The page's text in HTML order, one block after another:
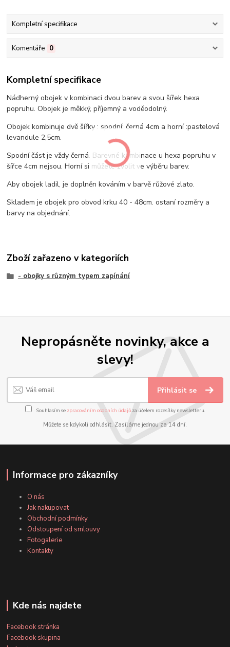
Kompletní specifikace
Komentáře 0
Kompletní specifikace
Nádherný obojek v kombinaci dvou barev a svou šířek hexa
popruhu. Obojek je měkký, příjemný a voděodolný.
Obojek kombinuje dvě šířky : spodní: černá 4cm a horní :pastelová
levandule 2,5cm.
Spodní část je vždy černá. Barevné kombinace u hexa popruhu v
šířce 4cm nejsou. Horní si můžete zvolit ve výběru barev.
Aby obojek ladil, je doplněn kováním v barvě růžové zlato.
Skladem je obojek pro obvod krku 40 - 48cm. ostaní rozměry a
barvy na objednání.
Zboží zařazeno v kategoriích
- obojky s různým typem zapínání
Nepropásněte novinky, akce a
slevy!
Přihlásit se
Souhlasím se zpracováním osobních údajůza účelem rozesílky newsletteru.
Můžete se kdykoli odhlásit. Zasíláme jednou za 14 dní.
Informace pro zákazníky
O nás
Jak nakupovat
Obchodní podmínky
Odstoupení od smlouvy
Fotogalerie
Kontakty
Kde nás najdete
Facebook stránka
Facebook skupina